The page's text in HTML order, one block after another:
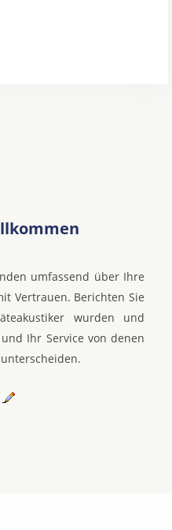
umfassend über Ihre
Vertrauen. Berichten Sie
wurden und
Ihr Service von denen